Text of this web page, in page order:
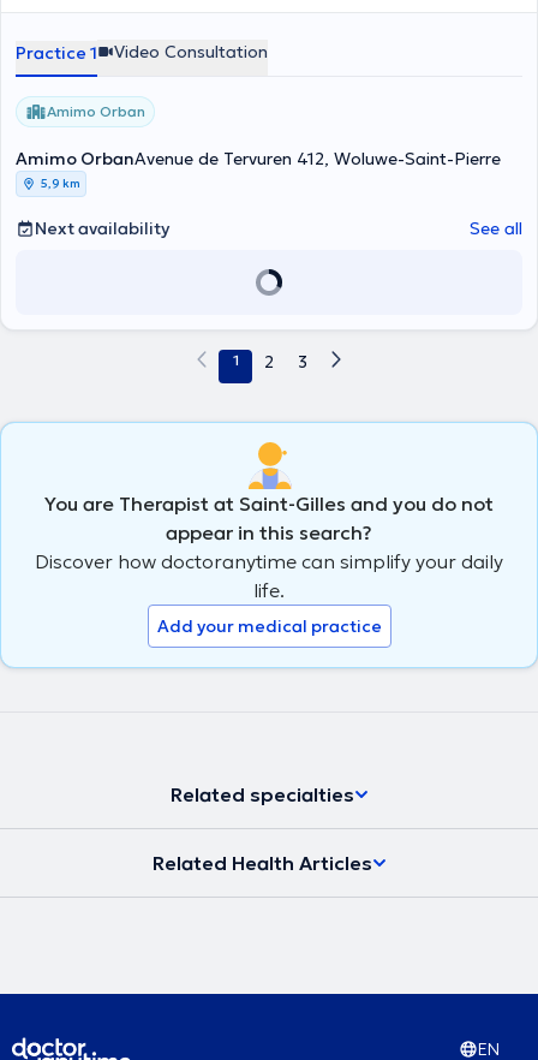
Practice 1 Video Consultation
Amimo Orban
Amimo OrbanAvenue de Tervuren 412, Woluwe-Saint-Pierre
5,9 km
Next availability See all
1 2 3
You are Therapist at Saint-Gilles and you do not
appear in this search?
Discover how doctoranytime can simplify your daily
life.
Add your medical practice
Related specialties
Related Health Articles
EN